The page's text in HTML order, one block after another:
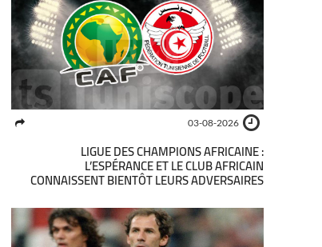
03-08-2026
LIGUE DES CHAMPIONS AFRICAINE :
L’ESPÉRANCE ET LE CLUB AFRICAIN
CONNAISSENT BIENTÔT LEURS ADVERSAIRES